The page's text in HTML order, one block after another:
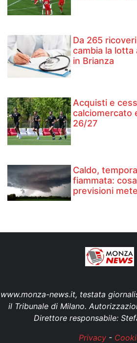
Da 265
cambia la lotta
in Brianza
Acquisti e
calciomercato
26/27
Caldo,
fiammata:
previsioni
www.monza-news.it, testata
il Tribunale di Milano.
Direttore responsabile:
Privacy-